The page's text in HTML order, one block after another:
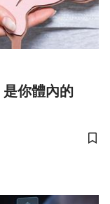
你體內的
儲